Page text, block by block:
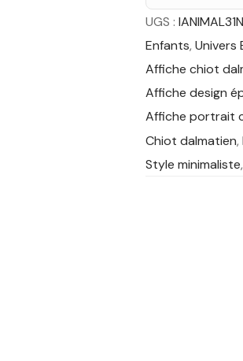
UGS :
Enfants, Univers
Affiche chiot
Affiche design
Affiche portrait
Chiot dalmatien,
Style minimaliste,